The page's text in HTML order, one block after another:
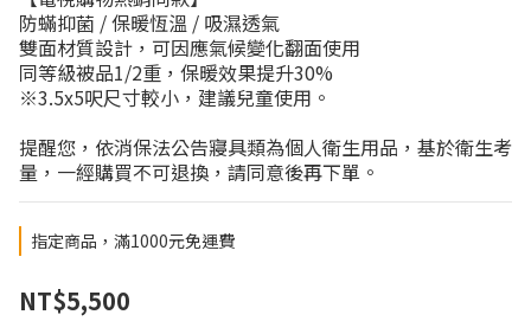
防蟎抑菌 / 保暖恆溫 / 吸濕透氣
雙面材質設計，可因應氣候變化翻面使用
同等級被品1/2重，保暖效果提升30%
※3.5x5呎尺寸較小，建議兒童使用。
提醒您，依消保法公告寢具類為個人衛生用品，基於衛生考
量，一經購買不可退換，請同意後再下單。
指定商品，滿1000元免運費
NT$5,500